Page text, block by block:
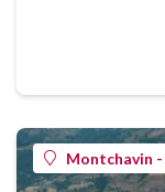
Montchavin -